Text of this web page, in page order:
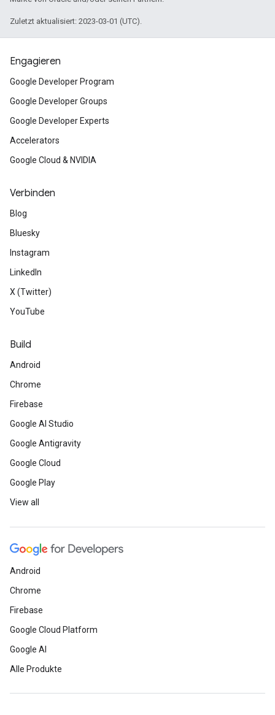
Zuletzt aktualisiert: 2023-03-01 (UTC).
Engagieren
Google Developer Program
Google Developer Groups
Google Developer Experts
Accelerators
Google Cloud & NVIDIA
Verbinden
Blog
Bluesky
Instagram
LinkedIn
X (Twitter)
YouTube
Build
Android
Chrome
Firebase
Google AI Studio
Google Antigravity
Google Cloud
Google Play
View all
Android
Chrome
Firebase
Google Cloud Platform
Google AI
Alle Produkte